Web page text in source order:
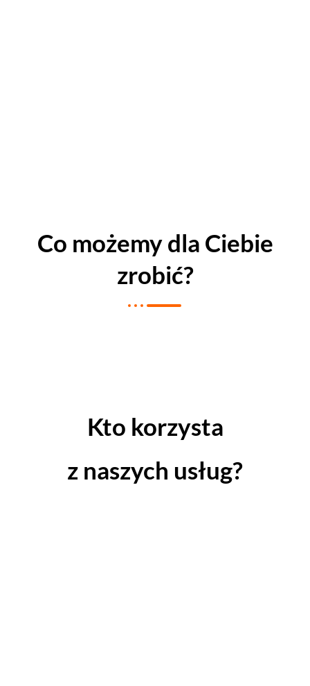
Co możemy dla Ciebie
zrobić?
Kto korzysta
z naszych usług?